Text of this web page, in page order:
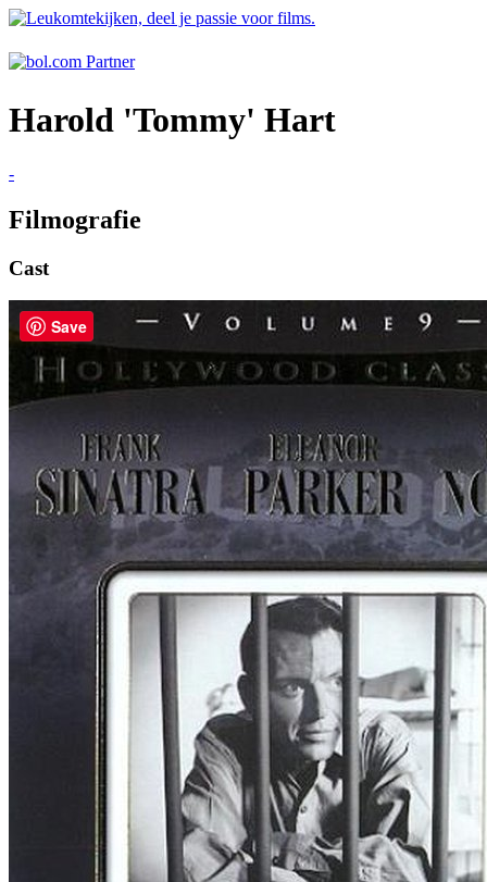
Harold 'Tommy' Hart
-
Filmografie
Cast
Save